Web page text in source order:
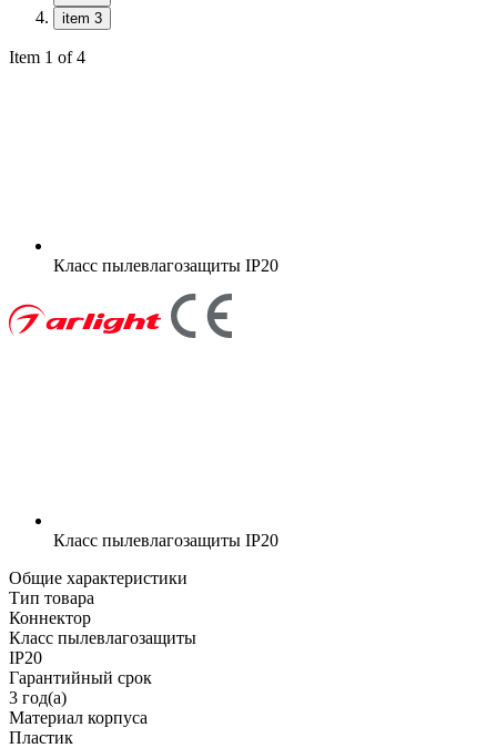
item 3
Item 1 of 4
Класс пылевлагозащиты IP20
Класс пылевлагозащиты IP20
Общие характеристики
Тип товара
Коннектор
Класс пылевлагозащиты
IP20
Гарантийный срок
3 год(а)
Материал корпуса
Пластик